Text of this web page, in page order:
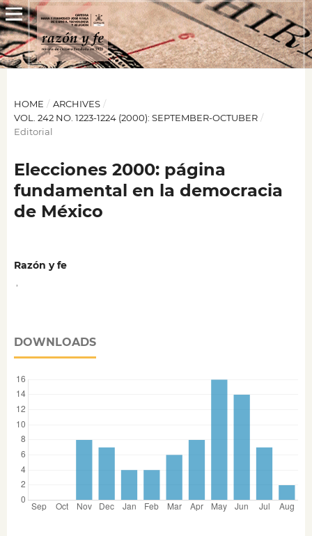
HOME / ARCHIVES /
VOL. 242 NO. 1223-1224 (2000): SEPTEMBER-OCTUBER /
Editorial
Elecciones 2000: página
fundamental en la democracia
de México
Razón y fe
DOWNLOADS